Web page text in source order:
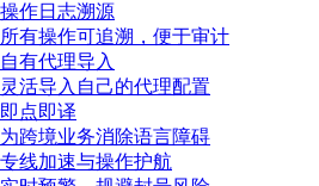
操作日志溯源
所有操作可追溯，便于审计
自有代理导入
灵活导入自己的代理配置
即点即译
为跨境业务消除语言障碍
专线加速与操作护航